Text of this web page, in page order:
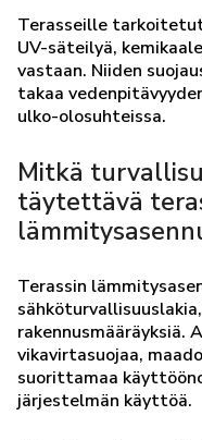
Terasseille
UV-säteilyä,
vastaan. Niiden
takaa
ulko-olosuhteissa.
Mitkä
täytettävä
Terassin
rakennusmääräyksiä.
vikavirtasuojaa,
suorittamaa
järjestelmän käyttöä.